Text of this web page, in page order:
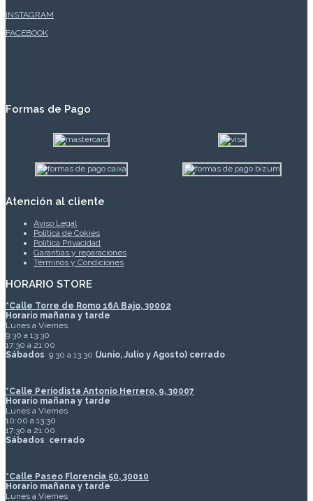
INSTAGRAM
FACEBOOK
Formas de Pago
Atención al cliente
Aviso Legal
Política de Cokies
Política Privacidad
Garantías y reparaciones
Términos y Condiciones
HORARIO STORE
*Calle Torre de Romo 16A Bajo, 30002
Horario mañana y tarde
Lunes a Viernes
9:30 a 13:30
17:30 a 21:00
Sábados 9:30 a 13:30 (Junio, Julio y Agosto) cerrado
*Calle Periodista Antonio Herrero, 9, 30007
Horario mañana y tarde
Lunes a Viernes
10:00 a 13:30
17:30 a 21:00
Sábados cerrado
*Calle Paseo Florencia 50, 30010
Horario mañana y tarde
Lunes a Viernes